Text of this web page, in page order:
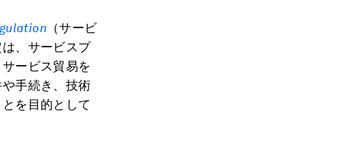
（サービ
、サービスプ
ービス貿易を
手続き、技術
を目的として